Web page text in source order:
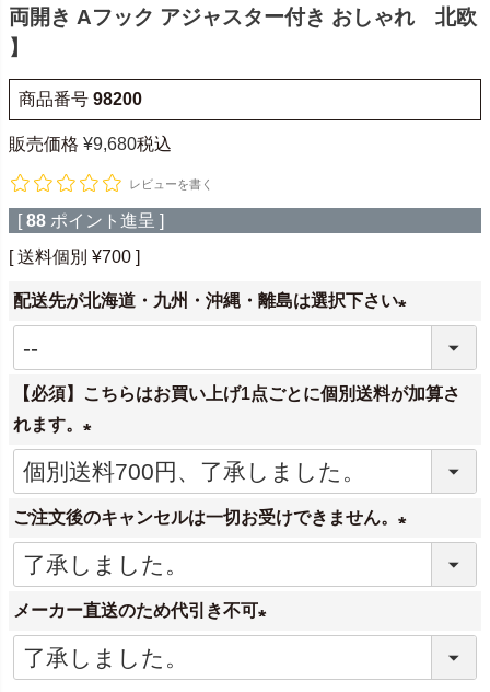
両開き Aフック アジャスター付き おしゃれ 北欧
】
商品番号 98200
販売価格 ¥9,680税込
レビューを書く
[ 88 ポイント進呈 ]
送料個別 ¥700
配送先が北海道・九州・沖縄・離島は選択下さい
必
須
【必須】こちらはお買い上げ1点ごとに個別送料が加算さ
れます。
(
必
須
ご注文後のキャンセルは一切お受けできません。
必
メーカー直送のため代引き不可
必